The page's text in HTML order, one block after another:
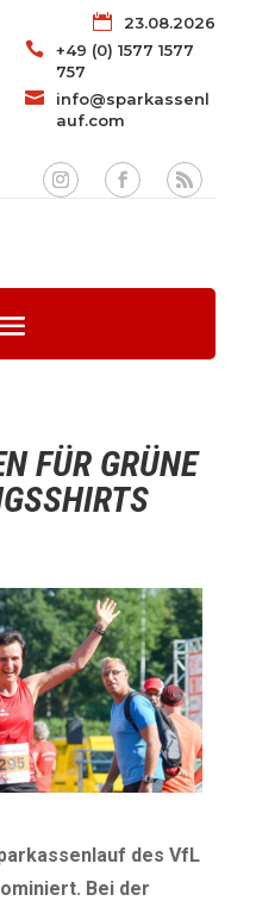

23.08.2026

+49 (0) 1577 1577
757

info@sparkassenl
auf.com
FÜR GRÜNE
des VfL
Bei der